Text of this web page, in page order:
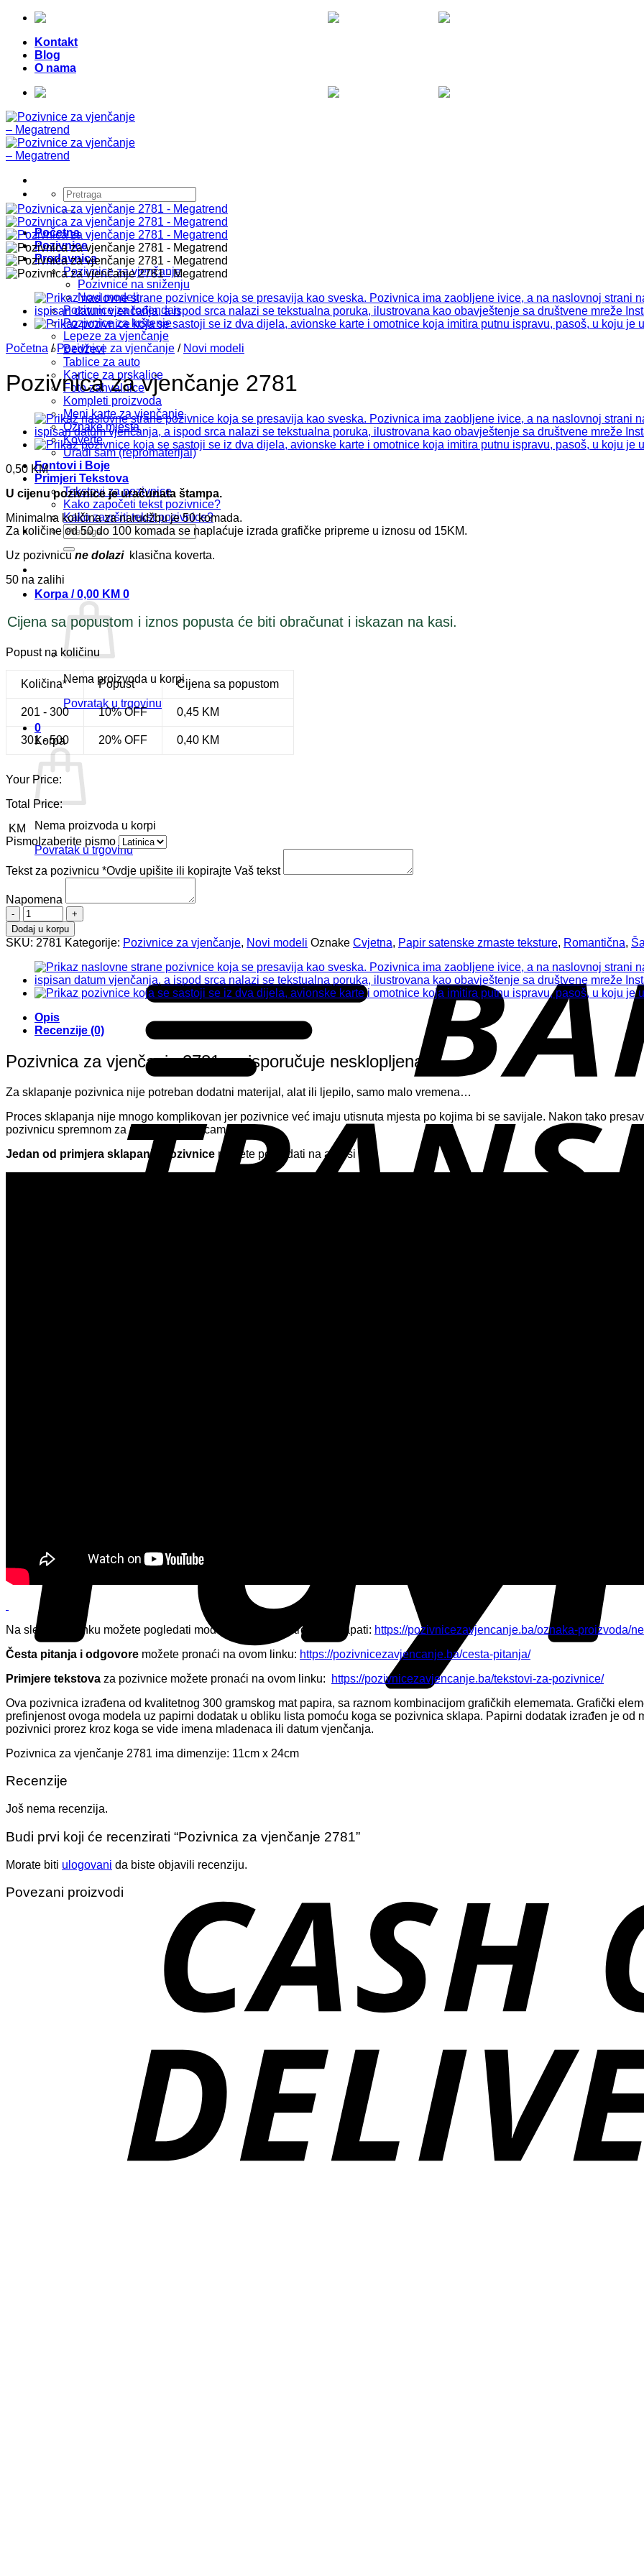
Skip
contentKontakt
Blog
O nama
Pretraži:
Početna
Pozivnice
Prodavnica
Pozivnice za vjenčanje
Pozivnice na sniženju
Novi modeli
Pozivnice za rođendan
Pozivnice za krštenje
Lepeze za vjenčanje
Bedževi
Tablice za auto
Kartice za prskalice
Foto zahvalnice
Kompleti proizvoda
Meni karte za vjenčanje
Oznake mjesta
Koverte
Uradi sam (repromaterijal)
Fontovi i Boje
Primjeri Tekstova
Tekstovi za pozivnice
Kako započeti tekst pozivnice?
Kako završiti tekst pozivnice?
Pretraži:
Korpa /0,00 KM 0
Nema proizvoda u korpi
Povratak u trgovinu
0
Korpa
Nema proizvoda u korpi
Povratak u trgovinu
Početna / Pozivnice za vjenčanje / Novi modeli
Pozivnica za vjenčanje 2781
0,50 KM
U cijenu pozivnice je uračunata štampa.
Minimalna količina za narudžbu je 50 komada.
Za količine od 50 do 100 komada se naplaćuje izrada grafičke pripreme u iznosu od 15KM.
Uz pozivnicune dolaziklasična koverta.
50 na zalihi
Cijena sa popustom i iznos popusta će biti obračunat i iskazan na kasi.
Popust na količinu
Količina* Popust Cijena sa popustom
201 - 300 10% OFF 0,45 KM
301 - 500 20% OFF 0,40 KM
Your Price:
Total Price:
KM
Pismo Izaberite pismo
Tekst za pozivnicu *Ovdje upišite ili kopirajte Vaš tekst
Napomena
Pozivnica
za
vjenčanje
2781
količina
Dodaj u korpu
SKU: 2781 Kategorije: Pozivnice za vjenčanje, Novi modeli Oznake Cvjetna, Papir satenske zrnaste teksture, Romantična,
Opis
Recenzije (0)
Pozivnica za vjenčanje 2781 se isporučuje nesklopljena.
Za sklapanje pozivnica nije potreban dodatni materijal, alat ili ljepilo, samo malo vremena…
Proces sklapanja nije mnogo komplikovan jer pozivnice već imaju utisnuta mjesta po kojima bi se savijale. Nakon tako
pozivnicu spremnom za uručenje zvanicama.
Jedan od primjera sklapanja pozivnice možete pogledati na adresi
Na sledećem linku možete pogledati modele koje nije potrebno sklapati: https://pozivnicezavjencanje.ba/oznaka-proizvoda/
Česta pitanja i odgovore možete pronaći na ovom linku: https://pozivnicezavjencanje.ba/cesta-pitanja/
Primjere tekstova za pozivnice možete pronaći na ovom linku:
https://pozivnicezavjencanje.ba/tekstovi-za-pozivnice/
Ova pozivnica izrađena od kvalitetnog 300 gramskog mat papira, sa raznom kombinacijom grafičkih elememata. Grafički
prefinjenost ovoga modela uz papirni dodatak u obliku lista pomoću koga se pozivnica sklapa. Papirni dodatak izrađen je od
pozivnici prorez kroz koga se vide imena mladenaca ili datum vjenčanja.
Pozivnica za vjenčanje 2781 ima dimenzije: 11cm x 24cm
Recenzije
Još nema recenzija.
Budi prvi koji će recenzirati “Pozivnica za vjenčanje 2781”
Morate biti ulogovani da biste objavili recenziju.
Povezani proizvodi